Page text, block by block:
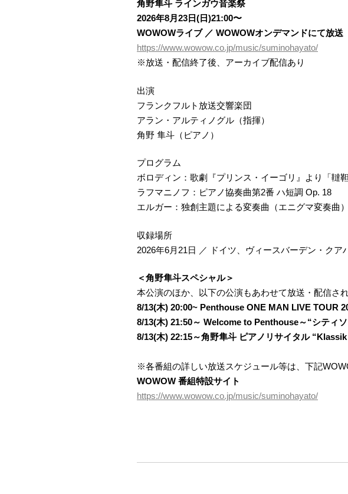
角野隼斗 ラインガウ音楽祭
2026年8月23日(日)21:00〜
WOWOWライブ ／ WOWOWオンデマンドにて放送
https://www.wowow.co.jp/music/suminohayato/
※放送・配信終了後、アーカイブ配信あり
出演
フランクフルト放送交響楽団
アラン・アルティノグル（指揮）
角野 隼斗（ピアノ）
プログラム
ボロディン：歌劇『プリンス・イーゴリ』より「韃靼
ラフマニノフ：ピアノ協奏曲第2番 ハ短調 Op. 18
エルガー：独創主題による変奏曲（エニグマ変奏曲
収録場所
2026年6月21日 ／ ドイツ、ヴィースバーデン・クア
＜角野隼斗スペシャル＞
本公演のほか、以下の公演もあわせて放送・配信され
8/13(木) 20:00~ Penthouse ONE MAN LIVE TOUR
8/13(木) 21:50～ Welcome to Penthouse～“シティ
8/13(木) 22:15～角野隼斗 ピアノリサイタル
※各番組の詳しい放送スケジュール等は、下記
WOWOW 番組特設サイト
https://www.wowow.co.jp/music/suminohayato/